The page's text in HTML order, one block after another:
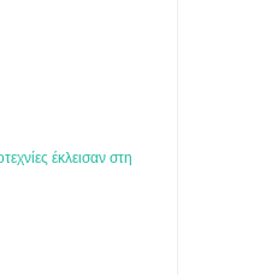
έκλεισαν στη